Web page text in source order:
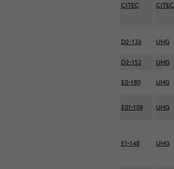
CITEC CITEC
D2-136 UHG
D2-152 UHG
E0-180 UHG
E01-108 UHG
E1-148 UHG